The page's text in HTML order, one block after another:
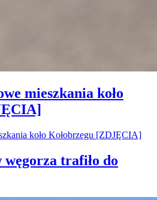
mieszkania koło
trafiło do